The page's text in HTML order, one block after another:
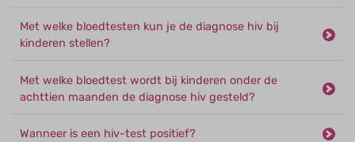
Met welke bloedtesten kun je de diagnose hiv bij
kinderen stellen?
Met welke bloedtest wordt bij kinderen onder de
achttien maanden de diagnose hiv gesteld?
Wanneer is een hiv-test positief?